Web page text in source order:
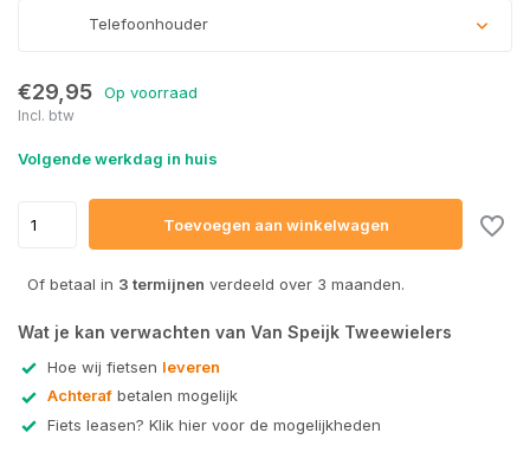
Telefoonhouder
€29,95 Op voorraad
Incl. btw
Volgende werkdag in huis
Toevoegen aan winkelwagen
Of betaal in 3 termijnen verdeeld over 3 maanden.
Wat je kan verwachten van Van Speijk Tweewielers
Hoe wij fietsen leveren
Achteraf betalen mogelijk
Fiets leasen? Klik hier voor de mogelijkheden